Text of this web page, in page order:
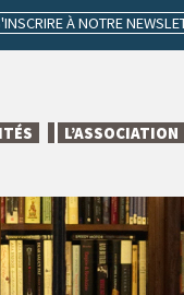
À NOTRE
L’ASSOCIATION